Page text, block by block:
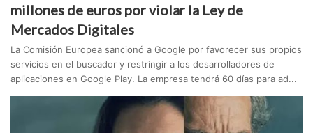
millones de euros por violar la Ley de
Mercados Digitales
La Comisión Europea sancionó a Google por favorecer sus propios
servicios en el buscador y restringir a los desarrolladores de
aplicaciones en Google Play. La empresa tendrá 60 días para ad...